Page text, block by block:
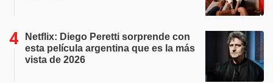
Netflix: Diego Peretti sorprende con
esta película argentina que es la más
vista de 2026